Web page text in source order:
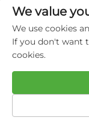
[email
© 2025, ООО «Китай
Все права
ГЛАВНАЯ
We value
We use cookies
If you don't want
cookies.